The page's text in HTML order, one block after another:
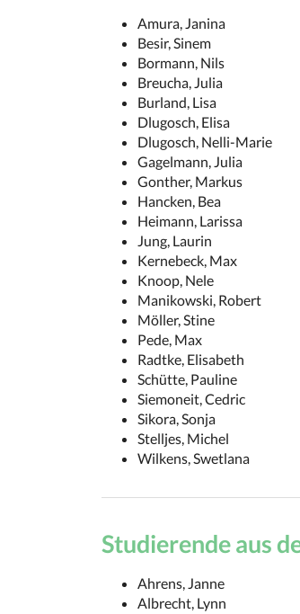
Amura, Janina
Besir, Sinem
Bormann, Nils
Breucha, Julia
Burland, Lisa
Dlugosch, Elisa
Dlugosch, Nelli-Marie
Gagelmann, Julia
Gonther, Markus
Hancken, Bea
Heimann, Larissa
Jung, Laurin
Kernebeck, Max
Knoop, Nele
Manikowski, Robert
Möller, Stine
Pede, Max
Radtke, Elisabeth
Schütte, Pauline
Siemoneit, Cedric
Sikora, Sonja
Stelljes, Michel
Wilkens, Swetlana
Studierende aus
Ahrens, Janne
Albrecht, Lynn